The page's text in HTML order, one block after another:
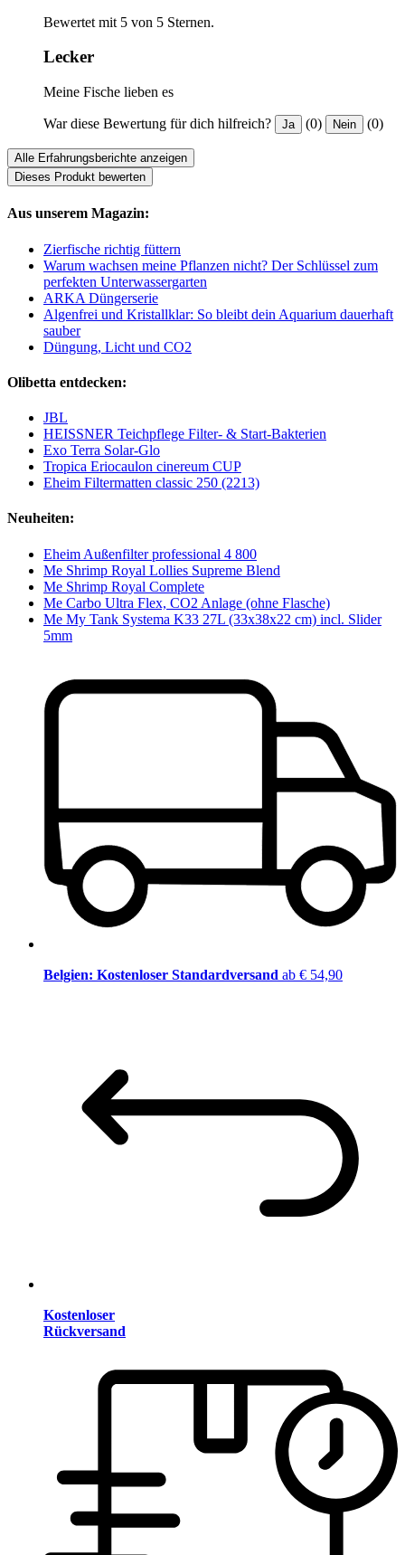
Bewertet mit 5 von 5 Sternen.
Lecker
Meine Fische lieben es
War diese Bewertung für dich hilfreich? Ja (0) Nein (0)
Alle Erfahrungsberichte anzeigen
Dieses Produkt bewerten
Aus unserem Magazin:
Zierfische richtig füttern
Warum wachsen meine Pflanzen nicht? Der Schlüssel zum
perfekten Unterwassergarten
ARKA Düngerserie
Algenfrei und Kristallklar: So bleibt dein Aquarium dauerhaft
sauber
Düngung, Licht und CO2
Olibetta entdecken:
JBL
HEISSNER Teichpflege Filter- & Start-Bakterien
Exo Terra Solar-Glo
Tropica Eriocaulon cinereum CUP
Eheim Filtermatten classic 250 (2213)
Neuheiten:
Eheim Außenfilter professional 4 800
Me Shrimp Royal Lollies Supreme Blend
Me Shrimp Royal Complete
Me Carbo Ultra Flex, CO2 Anlage (ohne Flasche)
Me My Tank Systema K33 27L (33x38x22 cm) incl. Slider
5mm
Belgien: Kostenloser Standardversand ab € 54,90
Kostenloser
Rückversand